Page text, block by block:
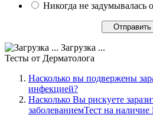
Никогда не задумывалась
Загрузка ...
Тесты от Дерматолога
Насколько вы подвержены
инфекцией?
Насколько Вы рискуете
заболеваниемТест на